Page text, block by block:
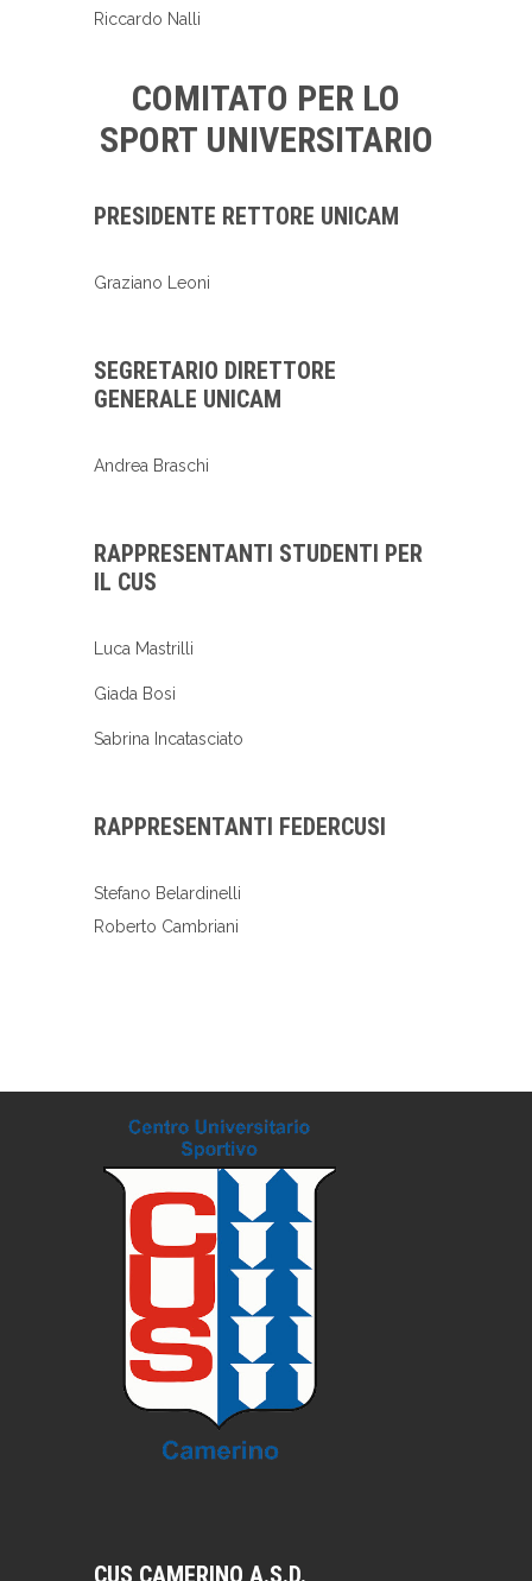
Riccardo Nalli
COMITATO PER LO
SPORT UNIVERSITARIO
PRESIDENTE RETTORE UNICAM
Graziano Leoni
SEGRETARIO DIRETTORE
GENERALE UNICAM
Andrea Braschi
RAPPRESENTANTI STUDENTI PER
IL CUS
Luca Mastrilli
Giada Bosi
Sabrina Incatasciato
RAPPRESENTANTI FEDERCUSI
Stefano Belardinelli
Roberto Cambriani
CUS CAMERINO A.S.D.